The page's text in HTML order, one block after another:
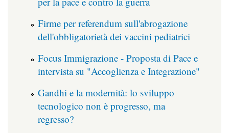
Firme per referendum sull'abrogazione
dell'obbligatorietà dei vaccini pediatrici
Focus Immigrazione - Proposta di Pace e
intervista su "Accoglienza e Integrazione"
Gandhi e la modernità: lo sviluppo
tecnologico non è progresso, ma
regresso?